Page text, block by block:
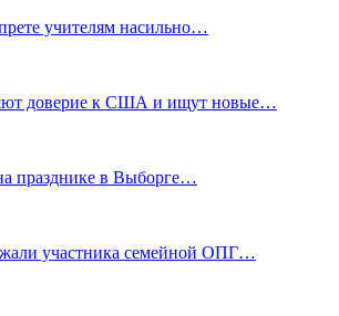
учителям насильно…
доверие к США и ищут новые…
празднике в Выборге…
участника семейной ОПГ…